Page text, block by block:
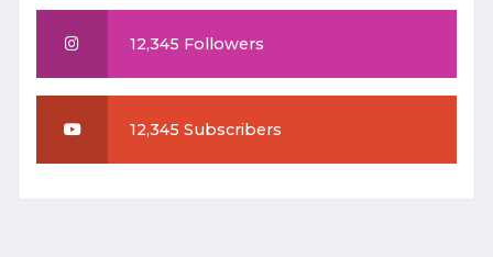
12,345 Followers
12,345 Subscribers